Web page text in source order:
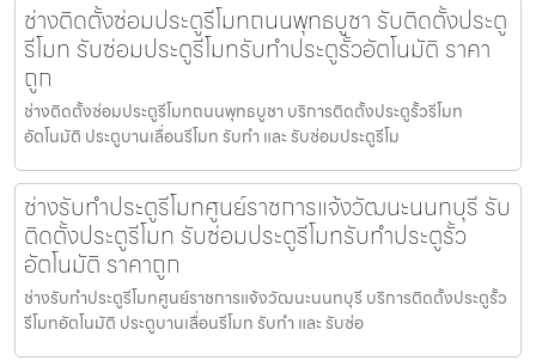
ช่างติดตั้งซ่อมประตูรีโมทถนนพุทธบูชา รับติดตั้งประตู
รีโมท รับซ่อมประตูรีโมทรับทำประตูรั้วอัตโนมัติ ราคา
ถูก
ช่างติดตั้งซ่อมประตูรีโมทถนนพุทธบูชา บริการติดตั้งประตูรั้วรีโมท
อัตโนมัติ ประตูบานเลื่อนรีโมท รับทำ และ รับซ่อมประตูรีโม
ช่างรับทำประตูรีโมทศูนย์ราชการแจ้งวัฒนะนนทบุรี รับ
ติดตั้งประตูรีโมท รับซ่อมประตูรีโมทรับทำประตูรั้ว
อัตโนมัติ ราคาถูก
ช่างรับทำประตูรีโมทศูนย์ราชการแจ้งวัฒนะนนทบุรี บริการติดตั้งประตูรั้ว
รีโมทอัตโนมัติ ประตูบานเลื่อนรีโมท รับทำ และ รับซ่อ